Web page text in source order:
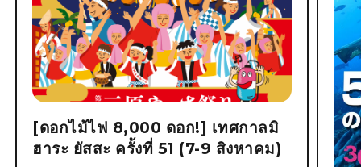
[ดอกไม้ไฟ 8,000 ดอก!] เทศกาลมิ
ฮาระ ยัสสะ ครั้งที่ 51 (7-9 สิงหาคม)